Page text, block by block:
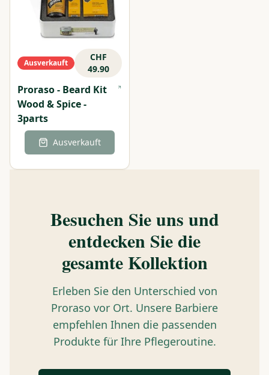
Ausverkauft
CHF
49.90
Proraso - Beard Kit
Wood & Spice -
3parts
Ausverkauft
Besuchen Sie uns und
entdecken Sie die
gesamte Kollektion
Erleben Sie den Unterschied von
Proraso vor Ort. Unsere Barbiere
empfehlen Ihnen die passenden
Produkte für Ihre Pflegeroutine.